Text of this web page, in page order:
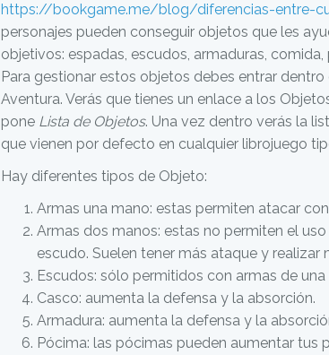
https://bookgame.me/blog/diferencias-entre-
personajes pueden conseguir objetos que les
objetivos: espadas, escudos, armaduras, comida,
Para gestionar estos objetos debes entrar
Aventura. Verás que tienes un enlace a los
pone Lista de Objetos. Una vez dentro verás la
que vienen por defecto en cualquier librojuego
Hay diferentes tipos de Objeto:
Armas una mano: estas permiten atacar
Armas dos manos: estas no permiten el
escudo. Suelen tener más ataque y realizar
Escudos: sólo permitidos con armas de una
Casco: aumenta la defensa y la absorción.
Armadura: aumenta la defensa y la
Pócima: las pócimas pueden aumentar tus